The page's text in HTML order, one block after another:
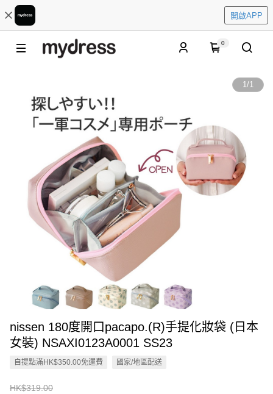
開啟APP
0
1/1
nissen 180度開口pacapo.(R)手提化妝袋 (日本
女裝) NSAXI0123A0001 SS23
自提點滿HK$350.00免運費 國家/地區配送
HK$319.00